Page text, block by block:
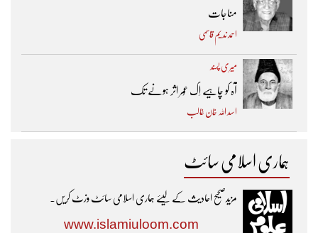
مناجات
احمد ندیم قاسمی
میری پسند
آہ کو چاہیے اِک عُمر اثر ہونے تک ​
اسد اللہ خان غالب
ہماری اسلامی سائٹ
مزیدصحیح احادیث کے لیئے ہماری اسلامی سائٹ وزٹ کریں۔
www.islamiuloom.com